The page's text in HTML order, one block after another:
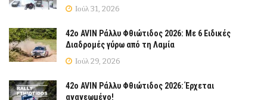
Ιούλ 31, 2026
42ο AVIN Ράλλυ Φθιώτιδος 2026: Με 6 Ειδικές
Διαδρομές γύρω από τη Λαμία
Ιούλ 29, 2026
42ο AVIN Ράλλυ Φθιώτιδος 2026: Έρχεται
ανανεωμένο!